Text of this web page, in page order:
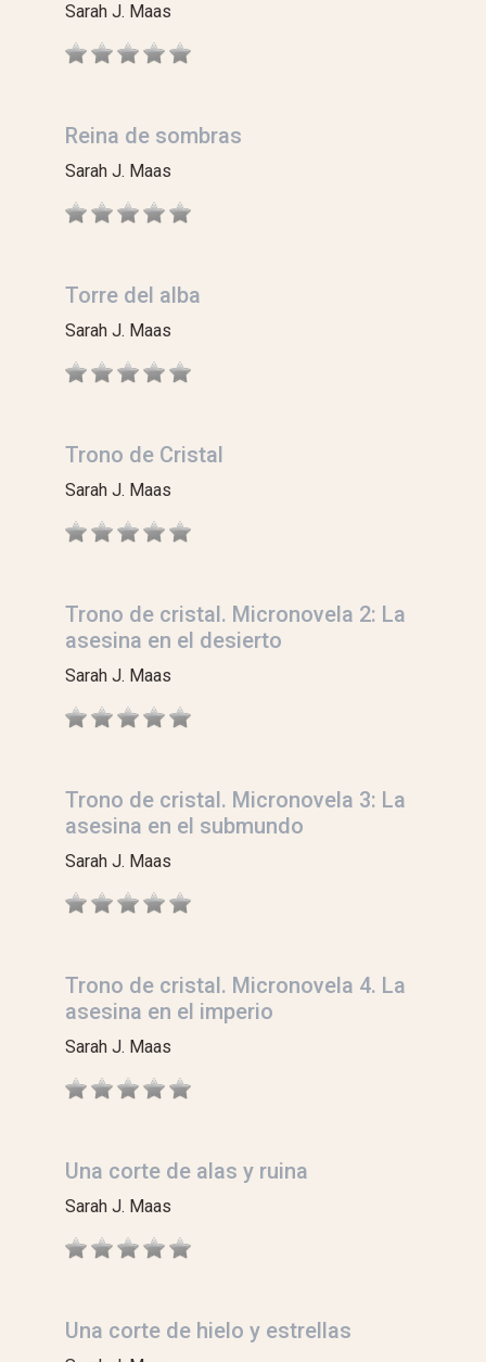
Sarah J. Maas
Reina de sombras
Sarah J. Maas
Torre del alba
Sarah J. Maas
Trono de Cristal
Sarah J. Maas
Trono de cristal. Micronovela 2: La
asesina en el desierto
Sarah J. Maas
Trono de cristal. Micronovela 3: La
asesina en el submundo
Sarah J. Maas
Trono de cristal. Micronovela 4. La
asesina en el imperio
Sarah J. Maas
Una corte de alas y ruina
Sarah J. Maas
Una corte de hielo y estrellas